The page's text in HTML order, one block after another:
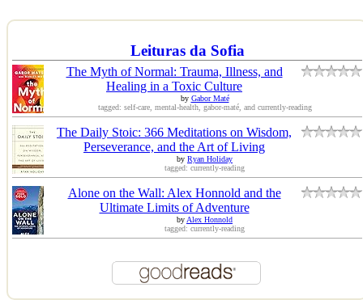
Leituras da Sofia
The Myth of Normal: Trauma, Illness, and
Healing in a Toxic Culture
by Gabor Maté
tagged: self-care, mental-health, gabor-maté, and currently-reading
The Daily Stoic: 366 Meditations on Wisdom,
Perseverance, and the Art of Living
by Ryan Holiday
tagged: currently-reading
Alone on the Wall: Alex Honnold and the
Ultimate Limits of Adventure
byAlex Honnold
tagged: currently-reading